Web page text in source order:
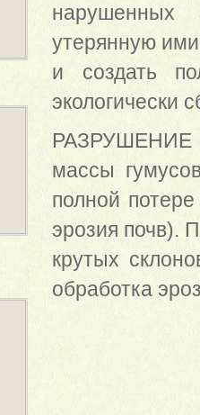
нарушенных
утерянную ими
и создать
экологически
РАЗРУШЕНИЕ
массы
полной
эрозия почв).
крутых
обработка